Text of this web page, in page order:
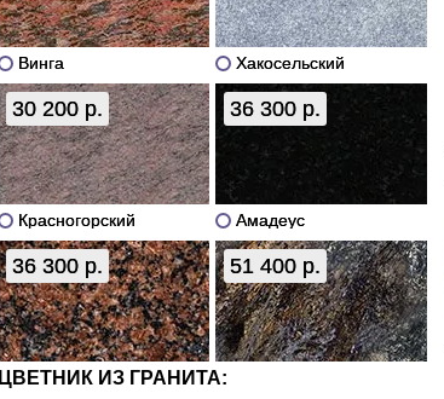
Винга
30 200 р.
Хакосельский
36 300 р.
Красногорский
36 300 р.
Амадеус
51 400 р.
ЦВЕТНИК ИЗ ГРАНИТА: